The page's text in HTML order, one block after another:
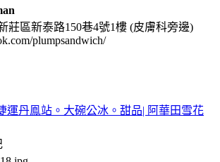
莊區新泰路150巷4號1樓 (皮膚科旁邊)
plumpsandwich/
運丹鳯站。大碗公冰。甜品| 阿華田雪花